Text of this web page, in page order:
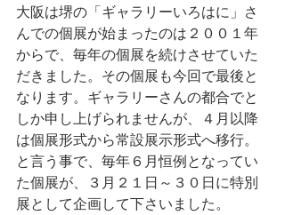
大阪は堺の「ギャラリーいろはに」さ
んでの個展が始まったのは２００１年
からで、毎年の個展を続けさせていた
だきました。その個展も今回で最後と
なります。ギャラリーさんの都合でと
しか申し上げられませんが、４月以降
は個展形式から常設展示形式へ移行。
と言う事で、毎年６月恒例となってい
た個展が、３月２１日～３０日に特別
展として企画して下さいました。